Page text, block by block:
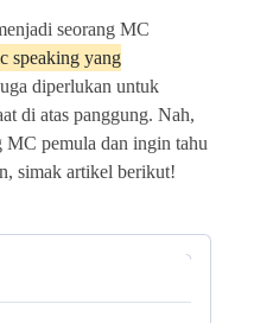
seorang MC
speaking yang
diperlukan untuk
di atas panggung. Nah,
MC pemula dan ingin tahu
simak artikel berikut!